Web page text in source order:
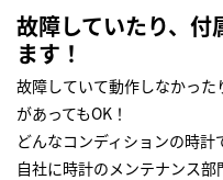
故障していたり、付
ます！
故障していて動作しなかっ
があってもOK！
どんなコンディションの時計
自社に時計のメンテナンス